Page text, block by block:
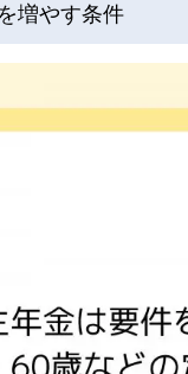
増やす条件